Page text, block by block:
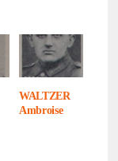
WALTZER
Ambroise